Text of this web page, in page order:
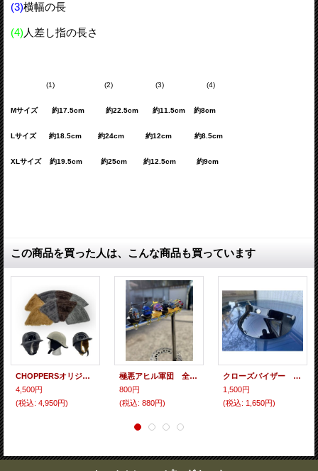
(3)横幅の長
(4) 人差し指の長さ
(1) (2) (3) (4)
Mサイズ 約17.5cm 約22.5cm 約11.5cm 約8cm
Lサイズ 約18.5cm 約24cm 約12cm 約8.5cm
XLサイズ 約19.5cm 約25cm 約12.5cm 約9cm
この商品を買った人は、こんな商品も買っています
CHOPPERSオリジナル 汎用 もふもふ半キャップ耳当て
4,500円
(税込: 4,950円)
極悪アヒル軍団 全9隊員（9匹）
800円
(税込: 880円)
クローズバイザー 全6色展開！！！
1,500円
(税込: 1,650円)